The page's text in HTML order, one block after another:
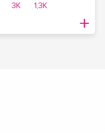
3K 1,3K